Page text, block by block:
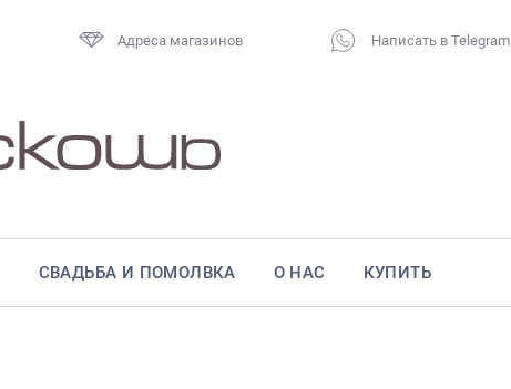
Адреса магазинов Написать в Telegram
СВАДЬБА И ПОМОЛВКА О НАС КУПИТЬ